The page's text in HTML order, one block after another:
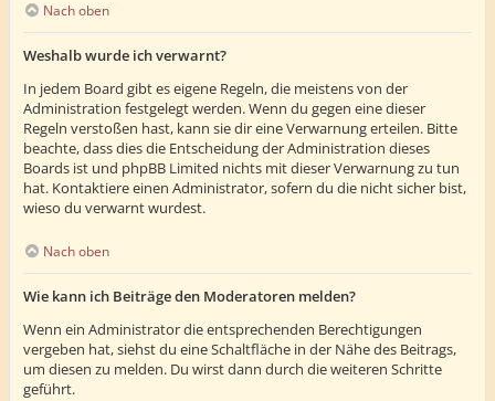
Nach oben
Weshalb wurde ich verwarnt?
In jedem Board gibt es eigene Regeln, die meistens von der
Administration festgelegt werden. Wenn du gegen eine dieser
Regeln verstoßen hast, kann sie dir eine Verwarnung erteilen. Bitte
beachte, dass dies die Entscheidung der Administration dieses
Boards ist und phpBB Limited nichts mit dieser Verwarnung zu tun
hat. Kontaktiere einen Administrator, sofern du die nicht sicher bist,
wieso du verwarnt wurdest.
Nach oben
Wie kann ich Beiträge den Moderatoren melden?
Wenn ein Administrator die entsprechenden Berechtigungen
vergeben hat, siehst du eine Schaltfläche in der Nähe des Beitrags,
um diesen zu melden. Du wirst dann durch die weiteren Schritte
geführt.